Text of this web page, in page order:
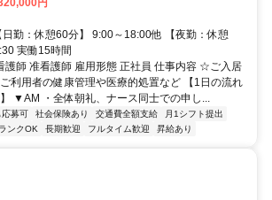
停降車 徒歩10分 ※マイカー通勤OK ※バイク・
円
勤：休憩60分】 9:00～18:00他 【夜勤：休憩
実働15時間
護師 准看護師 雇用形態 正社員 仕事内容 ☆ご入居
利用者の健康管理や医療的処置など 【1日の流れ
▼AM ・全体朝礼、ナース同士での申し...
募可 社会保険あり 交通費全額支給
月1シフト提出
ンクOK 長期歓迎 フルタイム歓迎 昇給あり